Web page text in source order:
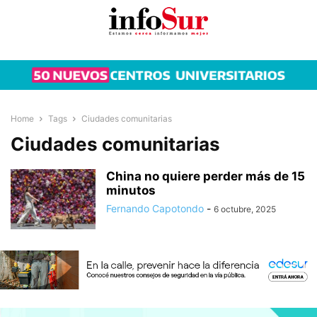
Home Tags Ciudades comunitarias
Ciudades comunitarias
China no quiere perder más de 15
minutos
Fernando Capotondo - 6 octubre, 2025